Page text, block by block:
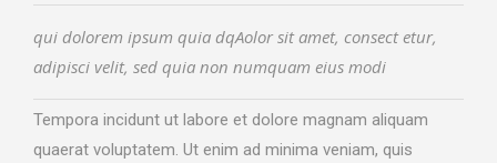
qui dolorem ipsum quia dqAolor sit amet, consect etur,
adipisci velit, sed quia non numquam eius modi
Tempora incidunt ut labore et dolore magnam aliquam
quaerat voluptatem. Ut enim ad minima veniam, quis